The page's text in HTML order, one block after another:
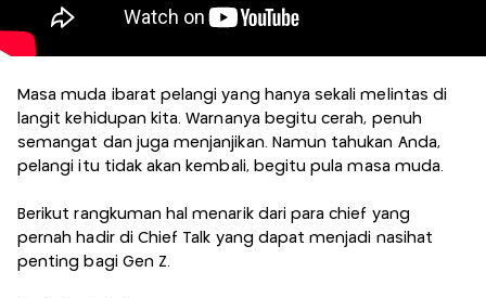
Masa muda ibarat pelangi yang hanya sekali melintas di
langit kehidupan kita. Warnanya begitu cerah, penuh
semangat dan juga menjanjikan. Namun tahukan Anda,
pelangi itu tidak akan kembali, begitu pula masa muda.
Berikut rangkuman hal menarik dari para chief yang
pernah hadir di Chief Talk yang dapat menjadi nasihat
penting bagi Gen Z.